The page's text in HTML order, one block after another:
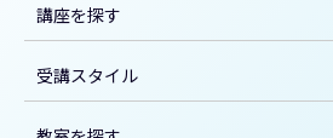
講座を探す
受講スタイル